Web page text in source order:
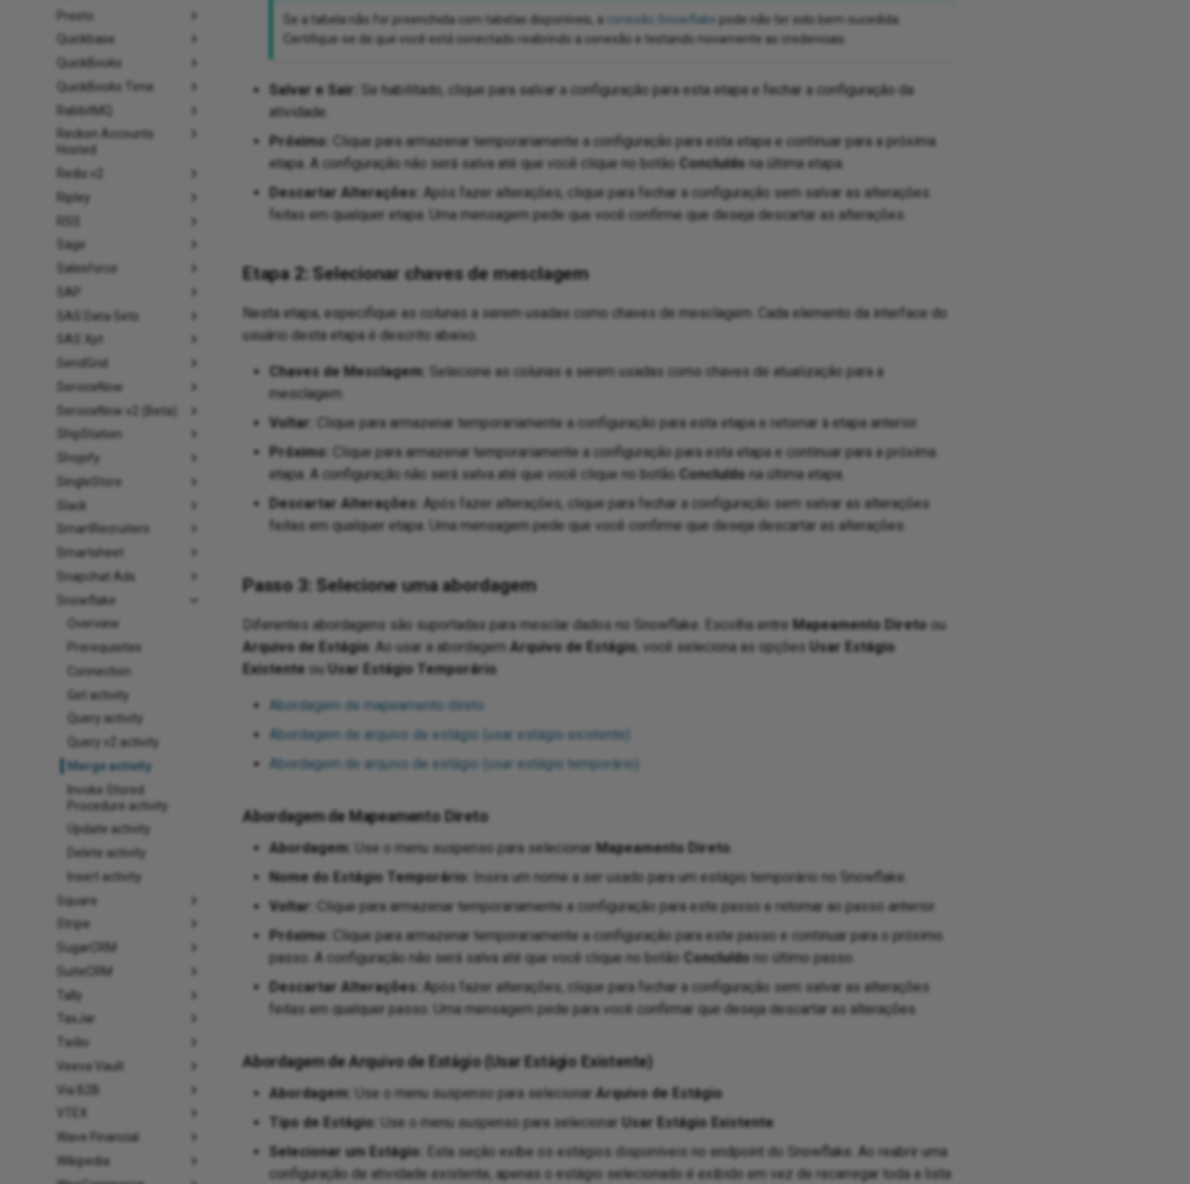
Presto
Quickbase
QuickBooks
QuickBooks Time
RabbitMQ
Reckon Accounts
Hosted
Redis v2
Ripley
Sage
Salesforce
SAP
SAS Data Sets
SAS Xpt
SendGrid
ServiceNow
ServiceNow v2 (Beta)
ShipStation
Shopify
SingleStore
Slack
SmartRecruiters
Smartsheet
Snapchat Ads
Snowflake
Overview
Prerequisites
Connection
Get activity
Query activity
Query v2 activity
Merge activity
Invoke Stored
Procedure activity
Update activity
Delete activity
Insert activity
Square
Stripe
SugarCRM
SuiteCRM
Tally
TaxJar
Twilio
Veeva Vault
Via B2B
Wave Financial
Wikipedia
Se a tabela não for preenchida com tabelas disponíveis, a conexão Snowflake pode não ter sido bem-sucedida.
Certifique-se de que você está conectado reabrindo a conexão e testando novamente as credenciais.
Salvar e Sair:
Se habilitado, clique para salvar a configuração para esta etapa e fechar a configuração da
atividade.
Próximo:
Clique para armazenar temporariamente a configuração para esta etapa e continuar para a próxima
etapa. A configuração não será salva até que você clique no botão Concluído na última etapa.
Descartar Alterações: Após fazer alterações, clique para fechar a configuração sem salvar as alterações
feitas em qualquer etapa. Uma mensagem pede que você confirme que deseja descartar as alterações.
Etapa 2: Selecionar chaves de mesclagem
Nesta etapa, especifique as colunas a serem usadas como chaves de mesclagem. Cada elemento da interface do
usuário desta etapa é descrito abaixo.
Chaves de Mesclagem:
Selecione as colunas a serem usadas como chaves de atualização para a
mesclagem.
Voltar:
Clique para armazenar temporariamente a configuração para esta etapa e retornar à etapa anterior.
Próximo:
Clique para armazenar temporariamente a configuração para esta etapa e continuar para a próxima
etapa. A configuração não será salva até que você clique no botão
Concluído na última etapa.
Descartar Alterações: Após fazer alterações, clique para fechar a configuração sem salvar as alterações
feitas em qualquer etapa. Uma mensagem pede que você confirme que deseja descartar as alterações.
Passo 3: Selecione uma abordagem
Diferentes abordagens são suportadas para mesclar dados no Snowflake. Escolha entre Mapeamento Direto ou
Arquivo de Estágio . Ao usar a abordagem Arquivo de Estágio, você seleciona as opções Usar Estágio
Existente ou Usar Estágio Temporário
Abordagem de mapeamento direto
Abordagem de arquivo de estágio (usar estágio existente)
Abordagem de arquivo de estágio (usar estágio temporário)
Abordagem de Mapeamento Direto
Abordagem: Use o menu suspenso para selecionar Mapeamento Direto
Nome do Estágio Temporário: Insira um nome a ser usado para um estágio temporário no Snowflake.
Voltar:
Clique para armazenar temporariamente a configuração para este passo e retornar ao passo anterior.
Próximo:
Clique para armazenar temporariamente a configuração para este passo e continuar para o próximo
passo. A configuração não será salva até que você clique no botão Concluído no último passo.
Descartar Alterações: Após fazer alterações, clique para fechar a configuração sem salvar as alterações
feitas em qualquer passo. Uma mensagem pede para você confirmar que deseja descartar as alterações.
Abordagem de Arquivo de Estágio (Usar Estágio Existente)
Abordagem: Use o menu suspenso para selecionar Arquivo de Estágio
Tipo de Estágio:
Use o menu suspenso para selecionar Usar Estágio Existente
Selecionar um Estágio:
Esta seção exibe os estágios disponíveis no endpoint do Snowflake. Ao reabrir uma
configuração de atividade existente, apenas o estágio selecionado é exibido em vez de recarregar toda a lista